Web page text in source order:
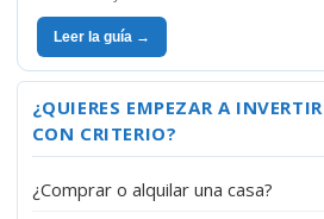
Leer la guía →
¿QUIERES EMPEZAR A INVERTIR
CON CRITERIO?
¿Comprar o alquilar una casa?